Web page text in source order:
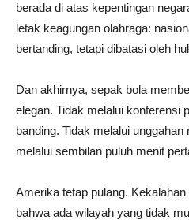
berada di atas kepentingan
letak keagungan olahraga:
bertanding, tetapi dibatasi oleh
Dan akhirnya, sepak bola
elegan. Tidak melalui konferensi
banding. Tidak melalui
melalui sembilan puluh menit
Amerika tetap pulang.
bahwa ada wilayah yang tidak